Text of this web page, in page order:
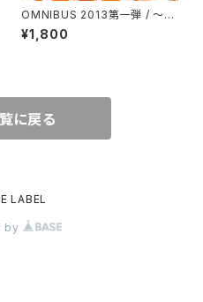
OMNIBUS 2013第一弾 / 〜風
に吹かれた仲間たち〜
¥1,800
に戻る
LABEL
by